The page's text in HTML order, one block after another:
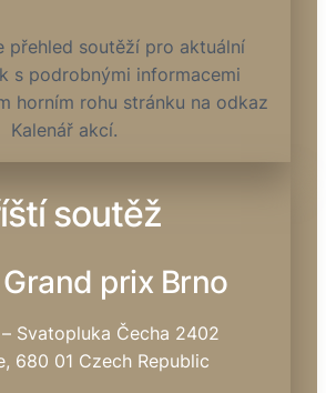
přehled soutěží pro aktuální
s podrobnými informacemi
horním rohu stránku na odkaz
Kalenář akcí.
soutěž
prix Brno
– Svatopluka Čecha 2402
680 01 Czech Republic